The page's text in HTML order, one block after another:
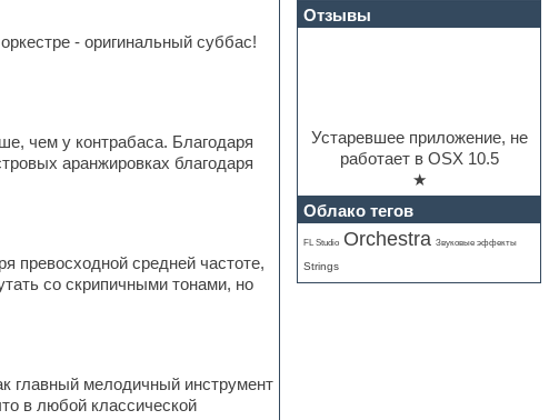
- оригинальный суббас!
чем у контрабаса. Благодаря
аранжировках благодаря
превосходной средней частоте,
со скрипичными тонами, но
главный мелодичный инструмент
в любой классической
Отзывы
Устаревшее приложение, не
работает в OSX 10.5
★
Облако тегов
FL Studio Orchestra Звуковые эффекты
Strings